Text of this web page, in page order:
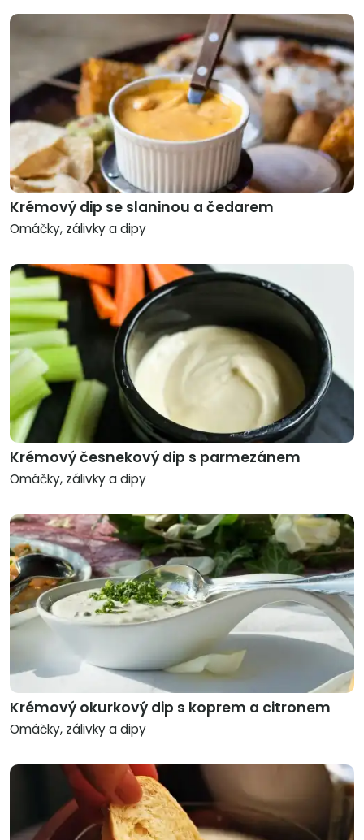
Krémový dip se slaninou a čedarem
Omáčky, zálivky a dipy
Krémový česnekový dip s parmezánem
Omáčky, zálivky a dipy
Krémový okurkový dip s koprem a citronem
Omáčky, zálivky a dipy